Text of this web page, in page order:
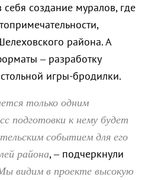
создание муралов, где
района. А
– разработку
игры-бродилки.
только одним
подготовки к нему будет
событием для его
района, – подчеркнули
видим в проекте высокую